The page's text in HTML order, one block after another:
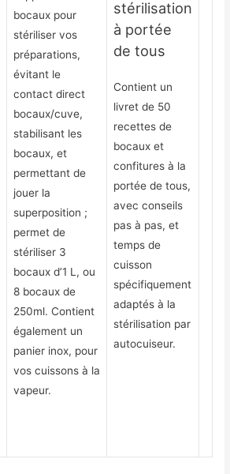
bocaux pour
stériliser vos
préparations,
évitant le
contact direct
bocaux/cuve,
stabilisant les
bocaux, et
permettant de
jouer la
superposition ;
permet de
stériliser 3
bocaux d’1 L, ou
8 bocaux de
250ml. Contient
également un
panier inox, pour
vos cuissons à la
vapeur.
stérilisation
à portée
de tous
Contient un
livret de 50
recettes de
bocaux et
confitures à la
portée de tous,
avec conseils
pas à pas, et
temps de
cuisson
spécifiquement
adaptés à la
stérilisation par
autocuiseur.